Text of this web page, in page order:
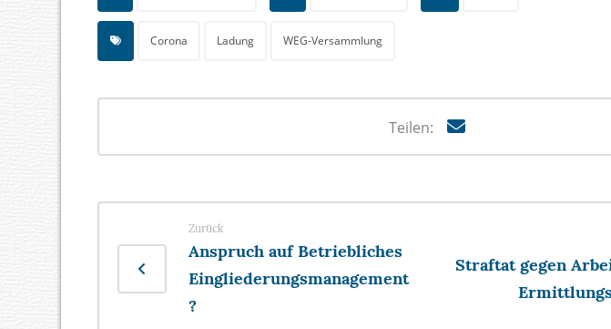
Corona Ladung WEG-Versammlung
Zurück
Anspruch auf Betriebliches
Eingliederungsmanagement
?
Straftat gegen